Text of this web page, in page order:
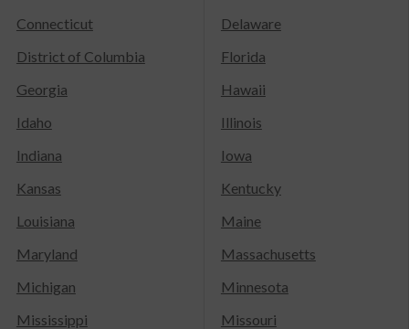
Connecticut
Delaware
District of Columbia
Florida
Georgia
Hawaii
Idaho
Illinois
Indiana
Iowa
Kansas
Kentucky
Louisiana
Maine
Maryland
Massachusetts
Michigan
Minnesota
Mississippi
Missouri